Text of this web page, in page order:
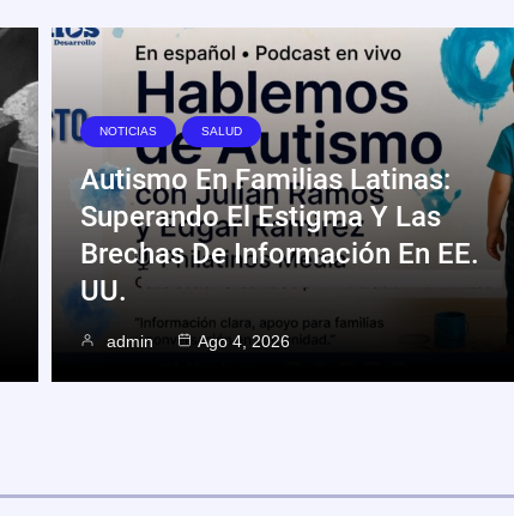
NOTICIAS SALUD
Autismo En Familias Latinas:
Superando El Estigma Y Las
Brechas De Información En EE.
UU.
admin Ago 4, 2026